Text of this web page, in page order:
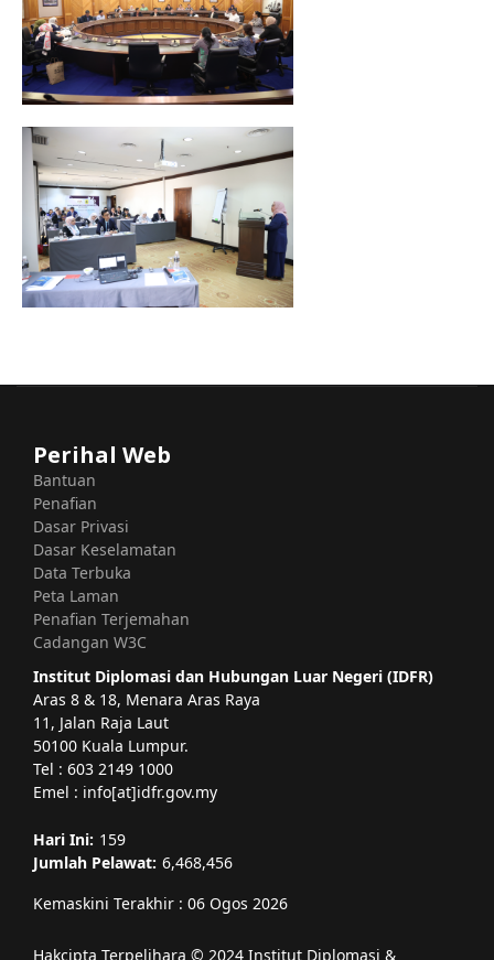
Perihal Web
Bantuan
Penafian
Dasar Privasi
Dasar Keselamatan
Data Terbuka
Peta Laman
Penafian Terjemahan
Cadangan W3C
Institut Diplomasi dan Hubungan Luar Negeri (IDFR)
Aras 8 & 18, Menara Aras Raya
11, Jalan Raja Laut
50100 Kuala Lumpur.
Tel : 603 2149 1000
Emel : info[at]idfr.gov.my
Hari Ini: 159
Jumlah Pelawat: 6,468,456
Kemaskini Terakhir : 06 Ogos 2026
Hakcipta Terpelihara © 2024 Institut Diplomasi &